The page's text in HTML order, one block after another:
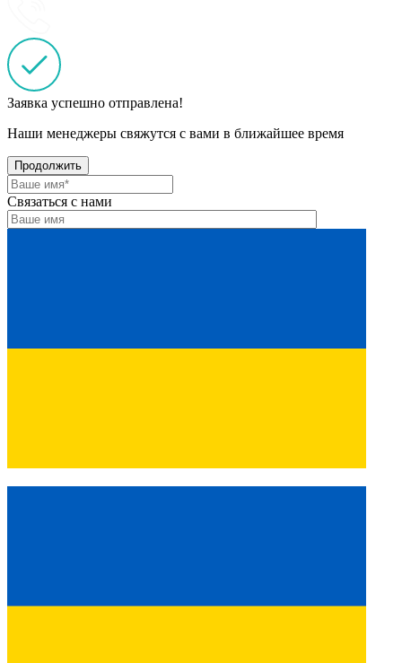
Заявка успешно отправлена!
Наши менеджеры свяжутся с вами в ближайшее время
Продолжить
Связаться с нами